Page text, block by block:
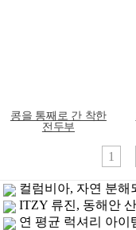
콩을 통째로 간 착한
전두부
1
컬럼비아, 자연 분해
ITZY 류진, 동해안
연 평균 럭셔리 아이